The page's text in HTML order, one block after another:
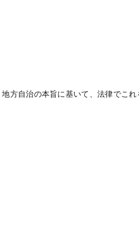
方自治の本旨に基いて、法律でこ